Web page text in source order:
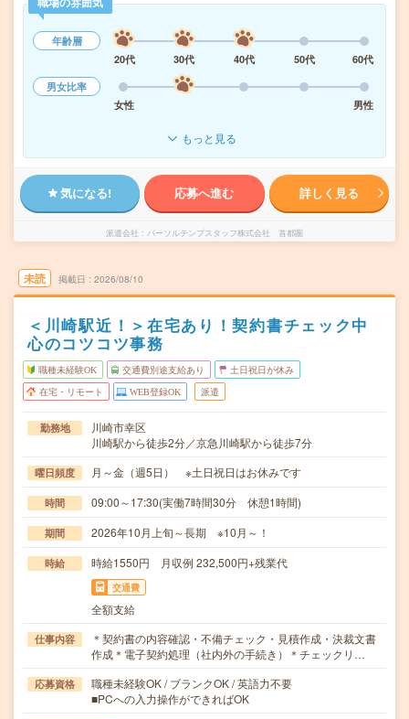
年齢層
20代
30代 40代 50代
60代
男女比率
女性
男性
もっと見る
気になる! 応募へ進む 詳しく見る
派遣会社 パーソルテンプスタッフ株式会社 首都圏
未読 掲載日 2026/08/10
＜川崎駅近！＞在宅あり！契約書チェック中
心のコツコツ事務
職種未経験OK 交通費別途支給あり 土日祝日が休み
在宅・リモート WEB登録OK 派遣
勤務地
川崎市幸区
川崎駅から徒歩2分／京急川崎駅から徒歩7分
曜日頻度 月～金（週5日） ※土日祝日はお休みです
時間 09:00～17:30(実働7時間30分 休憩1時間)
期間 2026年10月上旬～長期 ※10月～！
時給 時給1550円 月収例 232,500円+残業代
交通費
全額支給
仕事内容
＊契約書の内容確認・不備チェック・見積作成・決裁文書
作成＊電子契約処理（社内外の手続き）＊チェックリ…
応募資格
職種未経験OK / ブランクOK / 英語力不要
■PCへの入力操作ができればOK